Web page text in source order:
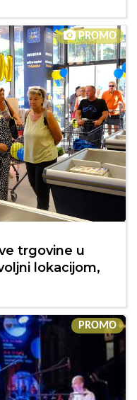
PROMO
trgovine u
lokacijom,
PROMO